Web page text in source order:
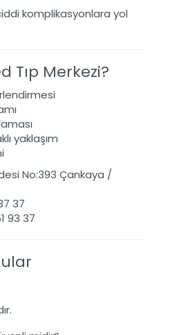
komplikasyonlara yol
Tıp Merkezi?
yaklaşım
No:393 Çankaya /
37
93 37